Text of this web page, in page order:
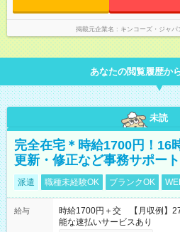
掲載元企業名 キンコーズ・ジャ
あなたの閲覧履歴か
未読
完全在宅＊時給1700円！16
更新・修正など事務サポート
派遣 職種未経験OK ブランクOK
給与
時給1700円＋交 【月収例】
能な速払いサービスあり